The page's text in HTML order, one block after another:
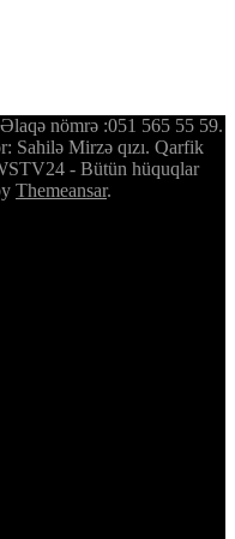
nömrə :051 565 55 59.
Sahilə Mirzə qızı. Qarfik
- Bütün hüquqlar
Themeansar.